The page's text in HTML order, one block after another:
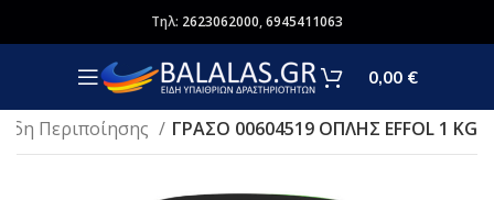
Τηλ: 2623062000,6945411063
0,00 €
Περιποίησης ΓΡΑΣΟ 00604519 ΟΠΛΗΣ EFFOL 1 KG